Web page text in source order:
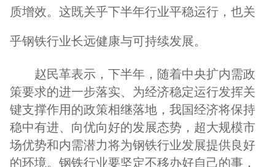
质增效。这既关乎下半年行业平稳运行，也关
乎钢铁行业长远健康与可持续发展。
赵民革表示，下半年，随着中央扩内需政
策要求的进一步落实、为经济稳定运行发挥关
键支撑作用的政策相继落地，我国经济将保持
稳中有进、向优向好的发展态势，超大规模市
场优势和内需潜力将为钢铁行业发展提供良好
的环境。钢铁行业要坚定不移办好自己的事，